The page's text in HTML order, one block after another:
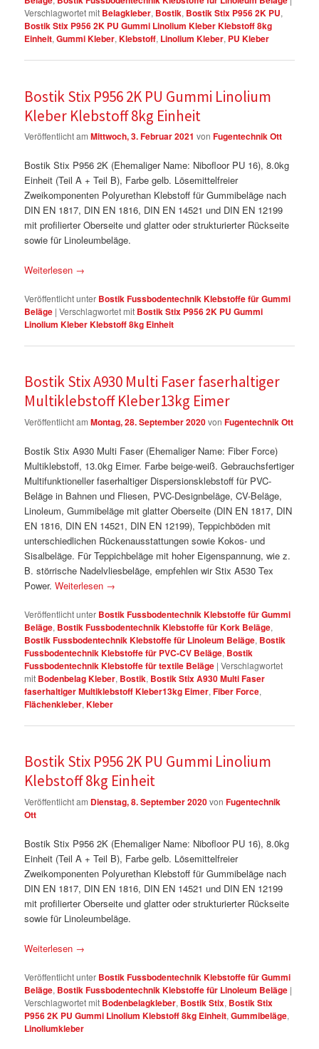
Verschlagwortet mit Belagkleber, Bostik, Bostik Stix P956 2K PU,
Bostik Stix P956 2K PU Gummi Linolium Kleber Klebstoff 8kg
Einheit,Gummi Kleber,Klebstoff, Linolium Kleber, PU Kleber
Bostik Stix P956 2K PU Gummi Linolium
Kleber Klebstoff 8kg Einheit
Veröffentlicht amMittwoch, 3. Februar 2021 vonFugentechnik Ott
Bostik Stix P956 2K (Ehemaliger Name: Nibofloor PU 16), 8.0kg
Einheit (Teil A + Teil B), Farbe gelb. Lösemittelfreier
Zweikomponenten Polyurethan Klebstoff für Gummibeläge nach
DIN EN 1817, DIN EN 1816, DIN EN 14521 und DIN EN 12199
mit profilierter Oberseite und glatter oder strukturierter Rückseite
sowie für Linoleumbeläge.
Weiterlesen →
Veröffentlicht unter Bostik Fussbodentechnik Klebstoffe für Gummi
Beläge |Verschlagwortet mit Bostik Stix P956 2K PU Gummi
Linolium Kleber Klebstoff 8kg Einheit
Bostik Stix A930 Multi Faser faserhaltiger
Multiklebstoff Kleber13kg Eimer
Veröffentlicht amMontag, 28. September 2020vonFugentechnik Ott
Bostik Stix A930 Multi Faser (Ehemaliger Name: Fiber Force)
Multiklebstoff, 13.0kg Eimer. Farbe beige-weiß. Gebrauchsfertiger
Multifunktioneller faserhaltiger Dispersionsklebstoff für PVC-
Beläge in Bahnen und Fliesen, PVC-Designbeläge, CV-Beläge,
Linoleum, Gummibeläge mit glatter Oberseite (DIN EN 1817, DIN
EN 1816, DIN EN 14521, DIN EN 12199), Teppichböden mit
unterschiedlichen Rückenausstattungen sowie Kokos- und
Sisalbeläge. Für Teppichbeläge mit hoher Eigenspannung, wie z.
B. störrische Nadelvliesbeläge, empfehlen wir Stix A530 Tex
Power.Weiterlesen →
Veröffentlicht unter Bostik Fussbodentechnik Klebstoffe für Gummi
Beläge, Bostik Fussbodentechnik Klebstoffe für Kork Beläge,
Bostik Fussbodentechnik Klebstoffe für Linoleum Beläge, Bostik
Fussbodentechnik Klebstoffe für PVC-CV Beläge, Bostik
Fussbodentechnik Klebstoffe für textile Beläge |Verschlagwortet
mit Bodenbelag Kleber, Bostik, Bostik Stix A930 Multi Faser
faserhaltiger Multiklebstoff Kleber13kg Eimer,Fiber Force,
Flächenkleber,Kleber
Bostik Stix P956 2K PU Gummi Linolium
Klebstoff 8kg Einheit
Veröffentlicht am Dienstag, 8. September 2020vonFugentechnik
Ott
Bostik Stix P956 2K (Ehemaliger Name: Nibofloor PU 16), 8.0kg
Einheit (Teil A + Teil B), Farbe gelb. Lösemittelfreier
Zweikomponenten Polyurethan Klebstoff für Gummibeläge nach
DIN EN 1817, DIN EN 1816, DIN EN 14521 und DIN EN 12199
mit profilierter Oberseite und glatter oder strukturierter Rückseite
sowie für Linoleumbeläge.
Weiterlesen →
Veröffentlicht unter Bostik Fussbodentechnik Klebstoffe für Gummi
Beläge, Bostik Fussbodentechnik Klebstoffe für Linoleum Beläge |
Verschlagwortet mit Bodenbelagkleber, Bostik Stix, Bostik Stix
P956 2K PU Gummi Linolium Klebstoff 8kg Einheit,Gummibeläge,
Linoliumkleber